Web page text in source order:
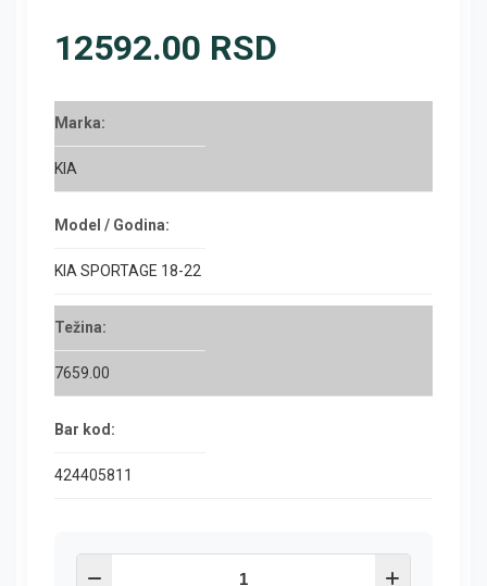
12592.00 RSD
Marka:
KIA
Model / Godina:
KIA SPORTAGE 18-22
Težina:
7659.00
Bar kod:
424405811